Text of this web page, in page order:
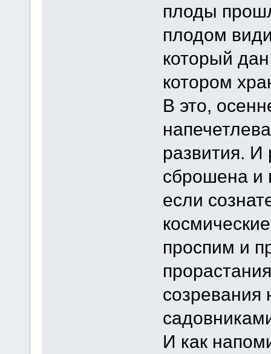
плоды
плодом
который
котором
В это,
развития. И
сброшена и
если
проспим и
созревания
И как